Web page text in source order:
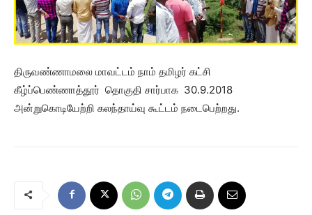
திருவண்ணாமலை மாவட்டம் நாம் தமிழர் கட்சி
கீழ்ப்பெண்ணாத்தூர் தொகுதி சார்பாக 30.9.2018
அன்றுகொடியேற்றி கலந்தாய்வு கூட்டம் நடைபெற்றது.